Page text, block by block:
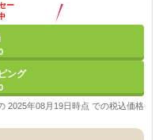
ー
ング
2025年08月19日時点 での税込価格